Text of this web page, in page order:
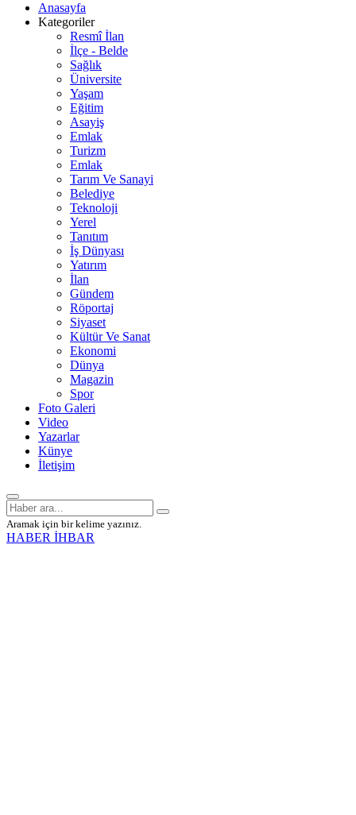
Anasayfa
Kategoriler
Resmî İlan
İlçe - Belde
Sağlık
Üniversite
Yaşam
Eğitim
Asayiş
Emlak
Turizm
Emlak
Tarım Ve Sanayi
Belediye
Teknoloji
Yerel
Tanıtım
İş Dünyası
Yatırım
İlan
Gündem
Röportaj
Siyaset
Kültür Ve Sanat
Ekonomi
Dünya
Magazin
Spor
Foto Galeri
Video
Yazarlar
Künye
İletişim
Aramak için bir kelime yazınız.
HABER İHBAR